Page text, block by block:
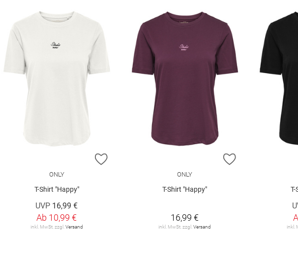
ZUR WUNSCHLISTE HINZUFÜGEN
ONLY
T-Shirt "Happy"
UVP 16,99 €
Ab 10,99 €
inkl. MwSt. zzgl. Versand
ZUR
ONLY
T-Shirt "Happy"
16,99 €
inkl. MwSt. zzgl.Versand inkl.